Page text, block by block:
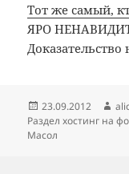
Тот же самый,
ЯРО
Доказательство
Опубликовано
23.09.2012
Раздел хостинг на
Масол